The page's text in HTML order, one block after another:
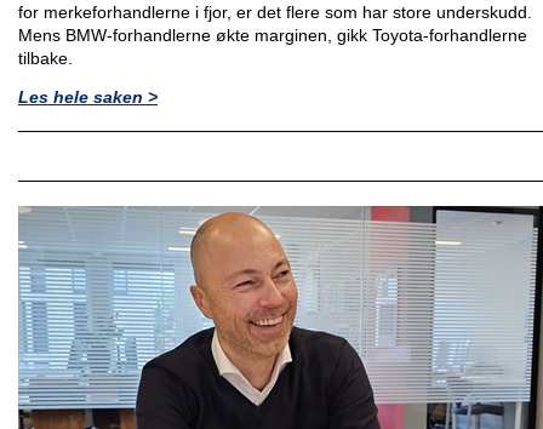
for merkeforhandlerne i fjor, er det flere som har store underskudd.
Mens BMW-forhandlerne økte marginen, gikk Toyota-forhandlerne
tilbake.
Les hele saken >